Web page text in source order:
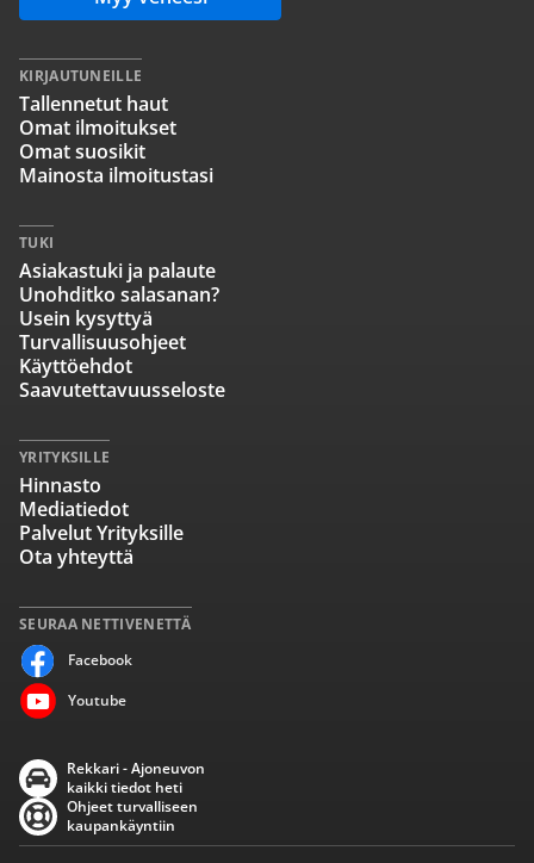
SEURAA NETTIVENETTÄ
Facebook
Youtube
KIRJAUTUNEILLE
Tallennetut haut
Omat ilmoitukset
Omat suosikit
Mainosta ilmoitustasi
TUKI
Asiakastuki ja palaute
Unohditko salasanan?
Usein kysyttyä
Turvallisuusohjeet
Käyttöehdot
Saavutettavuusseloste
YRITYKSILLE
Hinnasto
Mediatiedot
Palvelut Yrityksille
Ota yhteyttä
Rekkari - Ajoneuvon
kaikki tiedot heti
Ohjeet turvalliseen
kaupankäyntiin